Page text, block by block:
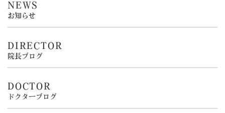
NEWS
お知らせ
DIRECTOR
院長ブログ
DOCTOR
ドクターブログ